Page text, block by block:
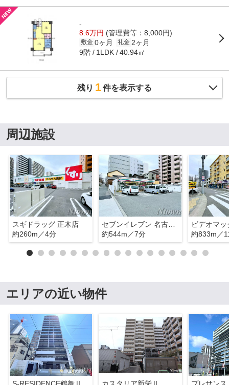
-
8.6万円 (管理費等：8,000円)
敷金 0ヶ月 礼金 2ヶ月
9階 1LDK 40.94㎡
残り 1件を表示する
周辺施設
スギドラッグ 正木店
約260m／4分
セブンイレブン 名古屋松原3丁目店
約544m／7分
ビデオマ
約833m／
エリアの近い物件
S-RESIDENCE鶴舞Ⅱ
カスタリア新栄Ⅱ